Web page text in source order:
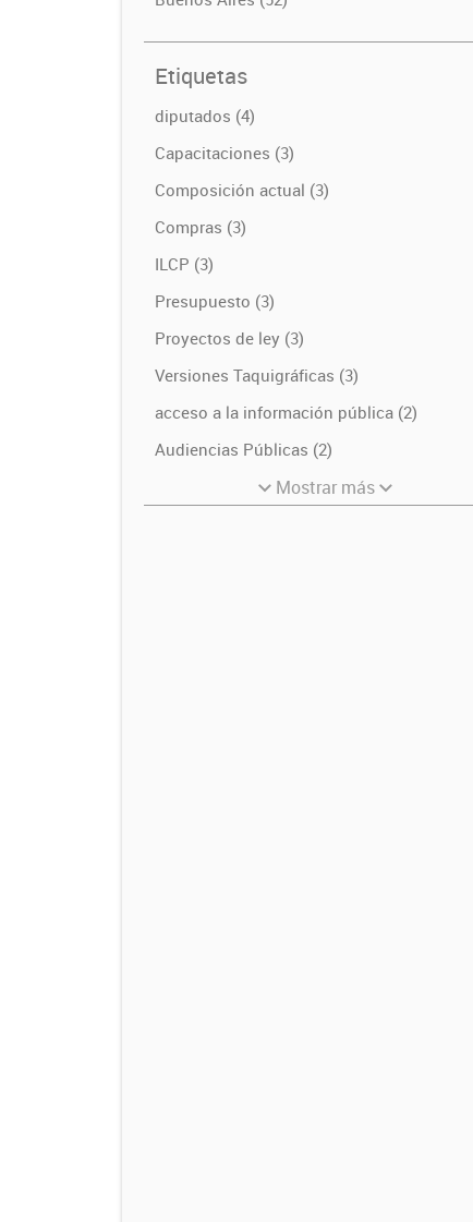
Etiquetas
diputados (4)
Capacitaciones (3)
Composición actual (3)
Compras (3)
ILCP (3)
Presupuesto (3)
Proyectos de ley (3)
Versiones Taquigráficas (3)
acceso a la información pública (2)
Audiencias Públicas (2)
Mostrar más